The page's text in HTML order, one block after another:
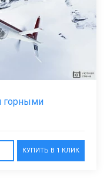
горными
КУПИТЬ В 1 КЛИК